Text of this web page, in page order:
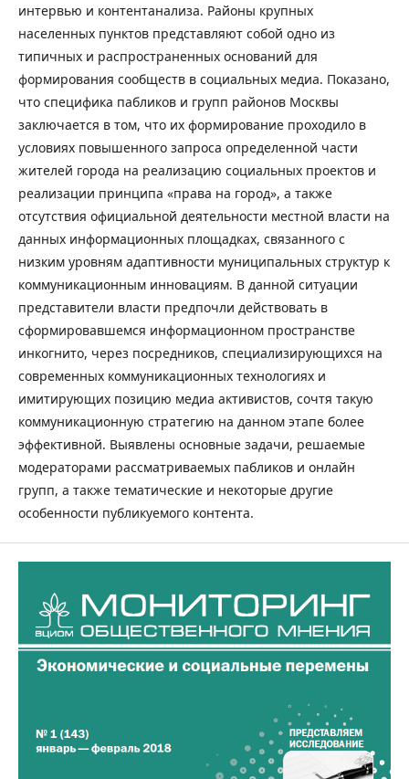
интервью и контент­анализа. Районы крупных
населенных пунктов представляют собой одно из
типичных и распространенных оснований для
формирования сообществ в социальных медиа. Показано,
что специфика пабликов и групп районов Москвы
заключается в том, что их формирование проходило в
условиях повышенного запроса определенной части
жителей города на реализацию социальных проектов и
реализации принципа «права на город», а также
отсутствия официальной деятельности местной власти на
данных информационных площадках, связанного с
низким уровням адаптивности муниципальных структур к
коммуникационным инновациям. В данной ситуации
представители власти предпочли действовать в
сформировавшемся информационном пространстве
инкогнито, через посредников, специализирующихся на
современных коммуникационных технологиях и
имитирующих позицию медиа активистов, сочтя такую
коммуникационную стратегию на данном этапе более
эффективной. Выявлены основные задачи, решаемые
модераторами рассматриваемых пабликов и онлайн
групп, а также тематические и некоторые другие
особенности публикуемого контента.